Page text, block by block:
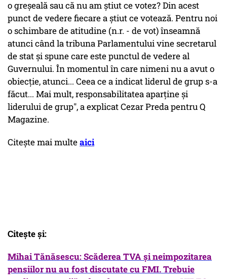
o greşeală sau că nu am ştiut ce votez? Din acest
punct de vedere fiecare a ştiut ce votează. Pentru noi
o schimbare de atitudine (n.r. - de vot) înseamnă
atunci când la tribuna Parlamentului vine secretarul
de stat şi spune care este punctul de vedere al
Guvernului. În momentul în care nimeni nu a avut o
obiecţie, atunci... Ceea ce a indicat liderul de grup s-a
făcut... Mai mult, responsabilitatea aparţine şi
liderului de grup", a explicat Cezar Preda pentru Q
Magazine.
Citeşte mai multeaici
Citeşte şi:
Mihai Tănăsescu: Scăderea TVA şi neimpozitarea
pensiilor nu au fost discutate cu FMI. Trebuie